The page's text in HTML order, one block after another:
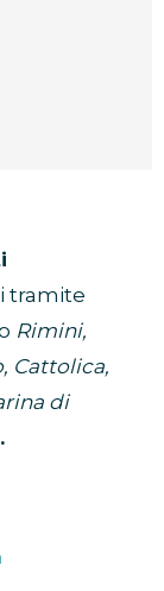
tramite
Rimini,
Cattolica,
di